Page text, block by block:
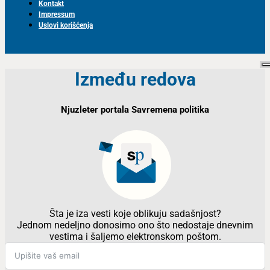
Kontakt
Impressum
Uslovi korišćenja
Između redova
Njuzleter portala Savremena politika
Šta je iza vesti koje oblikuju sadašnjost?
Jednom nedeljno donosimo ono što nedostaje dnevnim
vestima i šaljemo elektronskom poštom.